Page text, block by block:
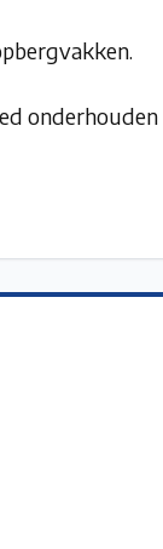
onderhouden